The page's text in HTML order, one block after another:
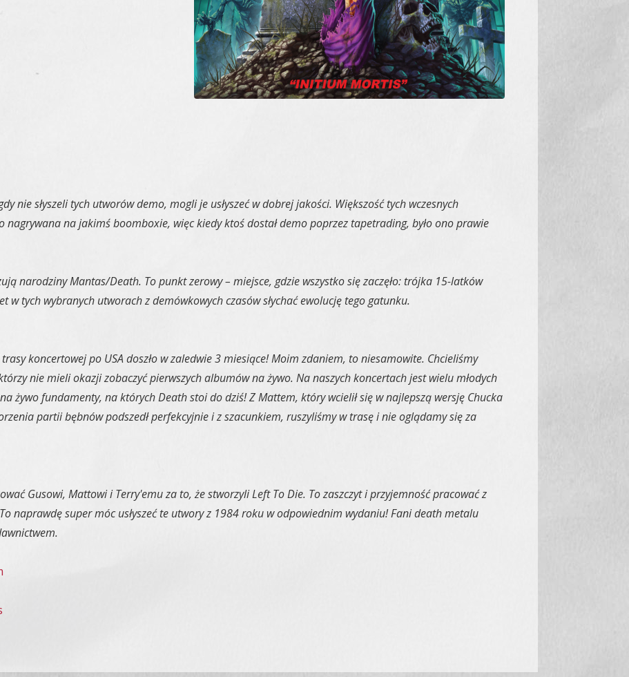
nie słyszeli tych utworów demo, mogli je usłyszeć w dobrej jakości. Większość tych wczesnych
nagrywana na jakimś boomboxie, więc kiedy ktoś dostał demo poprzez tapetrading, było ono prawie
narodziny Mantas/Death. To punkt zerowy – miejsce, gdzie wszystko się zaczęło: trójka 15-latków
w tych wybranych utworach z demówkowych czasów słychać ewolucję tego gatunku.
koncertowej po USA doszło w zaledwie 3 miesiące! Moim zdaniem, to niesamowite. Chcieliśmy
nie mieli okazji zobaczyć pierwszych albumów na żywo. Na naszych koncertach jest wielu młodych
żywo fundamenty, na których Death stoi do dziś! Z Mattem, który wcielił się w najlepszą wersję Chucka
partii bębnów podszedł perfekcyjnie i z szacunkiem, ruszyliśmy w trasę i nie oglądamy się za
Gusowi, Mattowi i Terry'emu za to, że stworzyli Left To Die. To zaszczyt i przyjemność pracować z
naprawdę super móc usłyszeć te utwory z 1984 roku w odpowiednim wydaniu! Fani death metalu